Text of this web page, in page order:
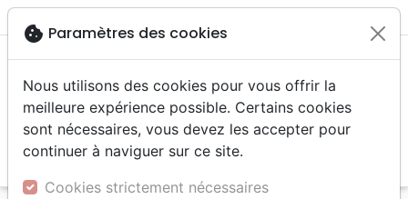
menu
cookie Paramètres des cookies
Nous utilisons des cookies pour vous offrir la
meilleure expérience possible. Certains cookies
sont nécessaires, vous devez les accepter pour
continuer à naviguer sur ce site.
Cookies strictement nécessaires